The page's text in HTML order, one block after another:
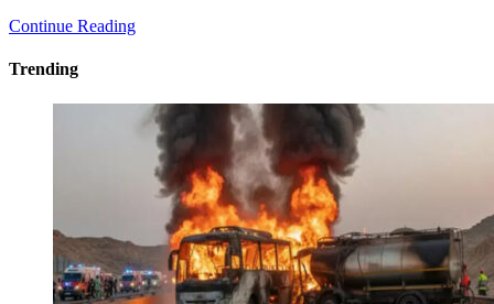
Continue Reading
Trending